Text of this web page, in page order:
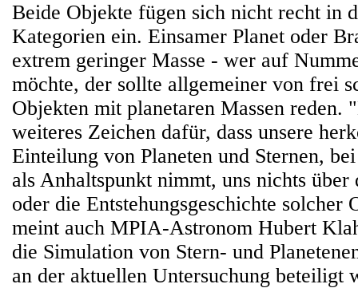
Beide Objekte fügen sich nicht recht in
Kategorien ein. Einsamer Planet oder
extrem geringer Masse - wer auf
möchte, der sollte allgemeiner von frei
Objekten mit planetaren Massen reden.
weiteres Zeichen dafür, dass unsere
Einteilung von Planeten und Sternen,
als Anhaltspunkt nimmt, uns nichts
oder die Entstehungsgeschichte solcher
meint auch MPIA-Astronom Hubert
die Simulation von Stern- und
an der aktuellen Untersuchung beteiligt